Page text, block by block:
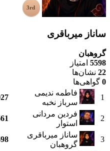
ساناز میرباقری
گروهبان
5598 امتیاز
22 نشان‌ها
0 گواهی‌ها
1
فاطمه ندیمی
سرباز نخبه
2
فردین مردانی
استوار
3
ساناز میرباقری
گروهبان